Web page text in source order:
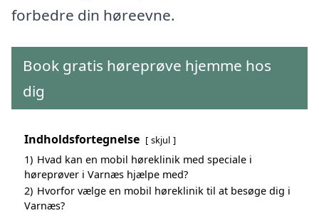
forbedre din høreevne.
Book gratis høreprøve hjemme hos
dig
Indholdsfortegnelse skjul
1) Hvad kan en mobil høreklinik med speciale i
høreprøver i Varnæs hjælpe med?
2) Hvorfor vælge en mobil høreklinik til at besøge dig i
Varnæs?